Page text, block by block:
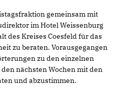
gemeinsam mit
im Hotel Weissenburg
des Kreises Coesfeld für das
zu beraten. Vorausgegangen
zu den einzelnen
nächsten Wochen mit den
und abzustimmen.